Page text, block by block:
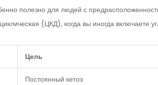
полезно для людей с
(ЦКД), когда вы иногда включаете
Цель
Постоянный кетоз